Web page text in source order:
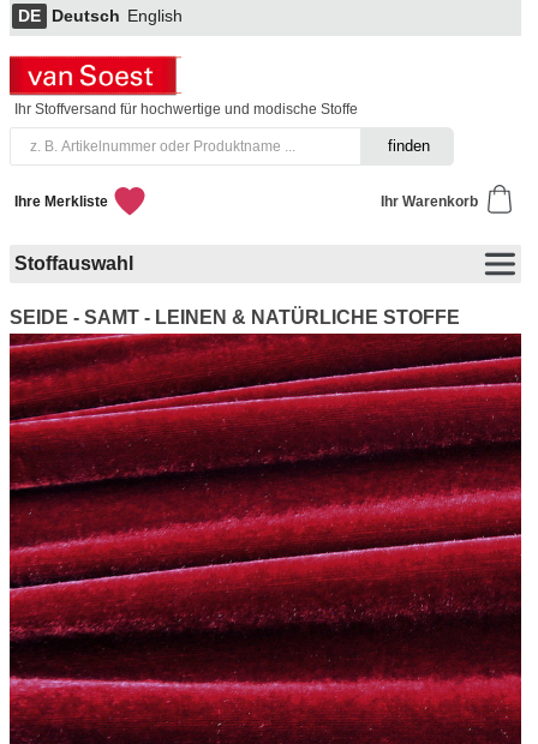
DE Deutsch English
Ihr Stoffversand für hochwertige und modische Stoffe
Ihr Warenkorb
Ihre Merkliste
Stoffauswahl
SEIDE - SAMT - LEINEN & NATÜRLICHE STOFFE